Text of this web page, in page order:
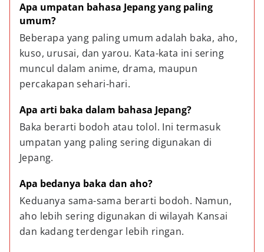
Apa umpatan bahasa Jepang yang paling
umum?
Beberapa yang paling umum adalah baka, aho,
kuso, urusai, dan yarou. Kata-kata ini sering
muncul dalam anime, drama, maupun
percakapan sehari-hari.
Apa arti baka dalam bahasa Jepang?
Baka berarti bodoh atau tolol. Ini termasuk
umpatan yang paling sering digunakan di
Jepang.
Apa bedanya baka dan aho?
Keduanya sama-sama berarti bodoh. Namun,
aho lebih sering digunakan di wilayah Kansai
dan kadang terdengar lebih ringan.